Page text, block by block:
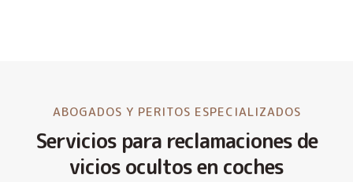
ABOGADOS Y PERITOS ESPECIALIZADOS
Servicios para reclamaciones de
vicios ocultos en coches